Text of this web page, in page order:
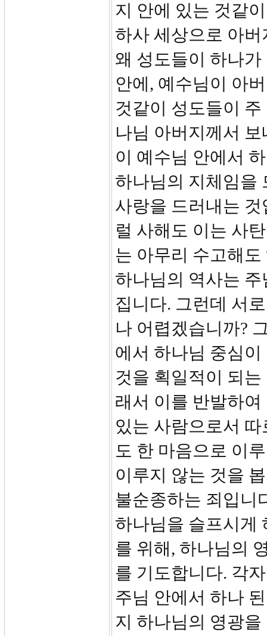
지 안에 있는 것같
하사 세상으로 아
왜 성도들이 하나
안에, 예수님이 아
것같이 성도들이
나님 아버지께서
이 예수님 안에서
하나님의 지체임을
사랑을 드러내는
럴 사해도 이는 사
는 아무리 수고해
하나님의 역사는
집니다. 그런데 서
나 어렵겠습니까?
에서 하나님 중심
것을 획일적이 되
래서 이를 반발하
있는 사람으로서
도 한 마음으로 이
이루지 않는 것을
불순종하는 죄입니
하나님을 슬프시게
를 위해, 하나님의
를 기도합니다. 각
주님 안에서 하나
지 하나님의 영광